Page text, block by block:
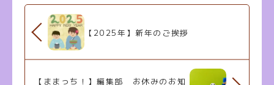
【2025年】新年のご挨拶
【ままっち！】編集部 お休みのお知